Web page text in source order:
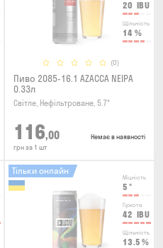
20 IBU
Щільність
14 %
(0)
Пиво 2085-16.1 AZACCA NEIPA
0.33л
Світле, Нефільтроване, 5.7°
116,00
грн за 1 шт
Немає в наявності
Міцність
5 °
Гіркота
42 IBU
Щільність
13.5 %
Тільки онлайн